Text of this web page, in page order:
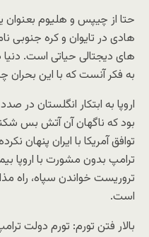
حتا از چیپس و هلیوم بعنوان
هادی در تایوان و کره جنوبی
های دیجتالی حیاتی است.
به فکر آنست که با این بحران
اروپا به ابتکار انگلستان در
بود که ناگهان آن آتش بس
توافق آمریکا با ایران پنهان
ترامپ بدون مشورت با اروپا
تروریست خواندن سپاه، راه
است.
بالار فتن تورم: تورم دولت